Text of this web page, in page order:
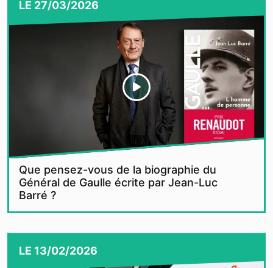
LE 27/03/2026
Que pensez-vous de la biographie du
Général de Gaulle écrite par Jean-Luc
Barré ?
LE 13/02/2026